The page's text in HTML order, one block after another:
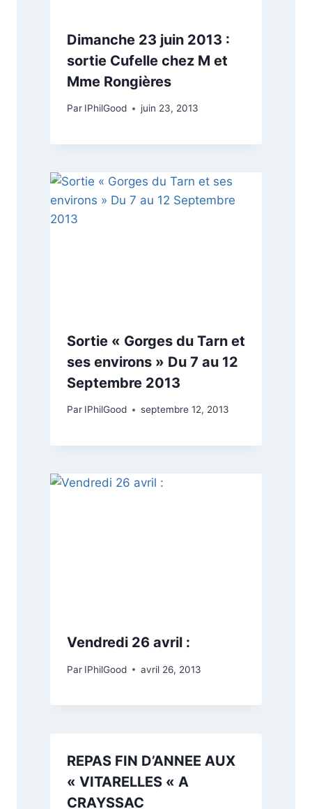
Dimanche 23 juin 2013 :
sortie Cufelle chez M et
Mme Rongières
Par IPhilGood juin 23, 2013
Sortie « Gorges du Tarn et
ses environs » Du 7 au 12
Septembre 2013
Par IPhilGood septembre 12, 2013
Vendredi 26 avril :
Par IPhilGood avril 26, 2013
REPAS FIN D’ANNEE AUX
« VITARELLES « A
CRAYSSAC